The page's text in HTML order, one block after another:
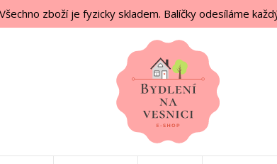
Všechno zboží je fyzicky skladem. Balíčky odesíláme